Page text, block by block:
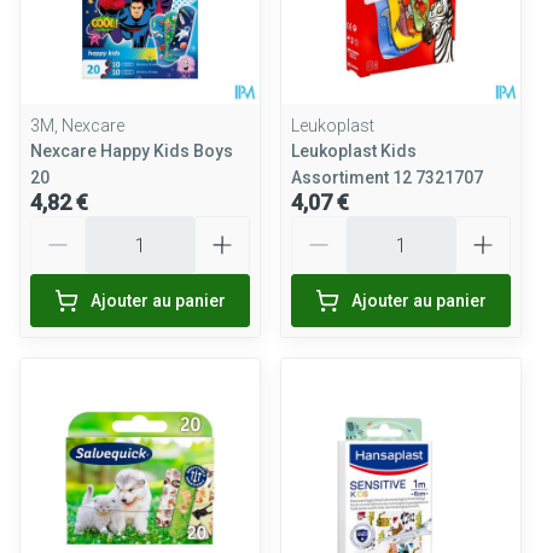
3M, Nexcare
Nexcare Happy Kids Boys
20
4,82 €
Ajouter au panier
Leukoplast
Leukoplast Kids
Assortiment 12 7321707
4,07 €
Ajouter au panier